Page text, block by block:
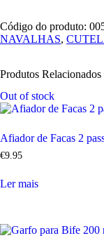
Código do produto:
NAVALHAS,
Produtos Relacionados
Out of stock
Afiador de Facas 2
€9.95
Ler mais